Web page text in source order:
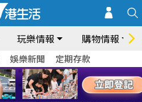
玩樂情報 購物情報
娛樂新聞 定期存款